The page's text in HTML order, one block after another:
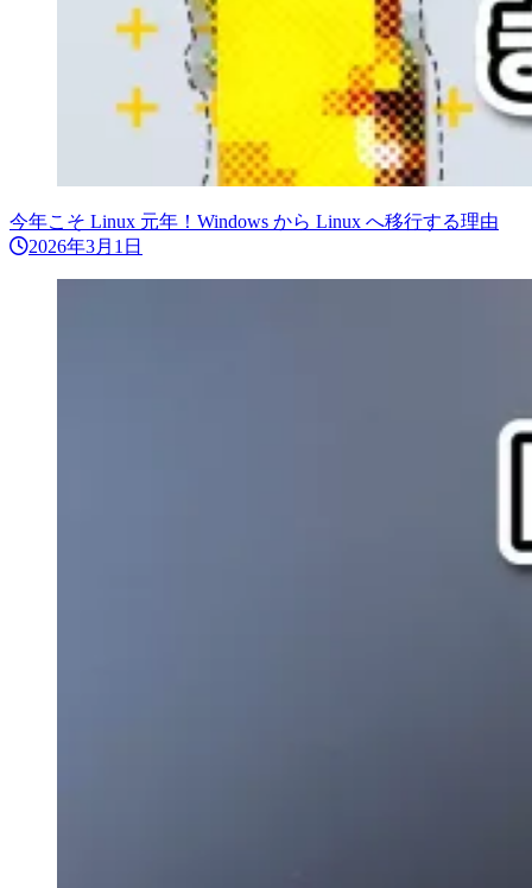
今年こそ Linux 元年！Windows から Linux へ移行する理由
2026年3月1日